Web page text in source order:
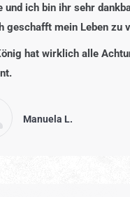
und ich bin ihr sehr
geschafft mein Leben zu
hat wirklich alle
Manuela L.